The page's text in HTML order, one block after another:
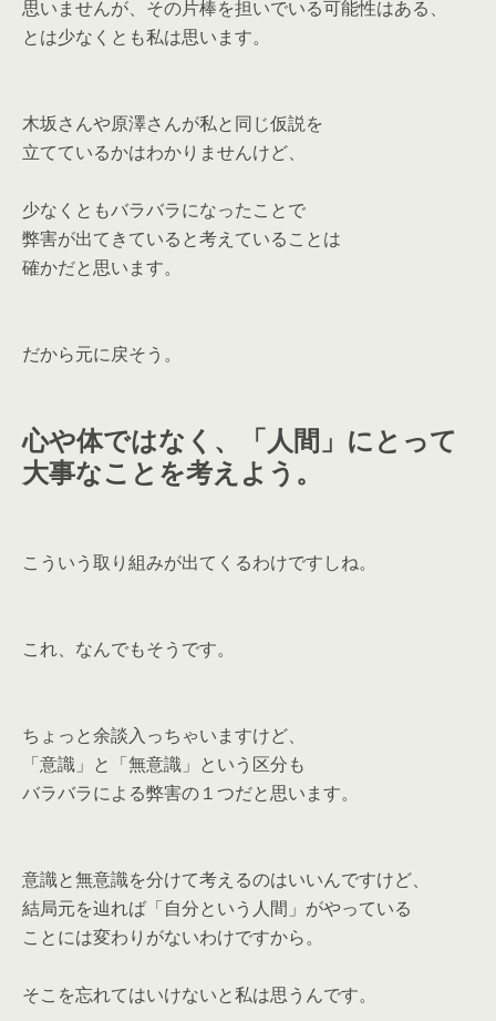
思いませんが、その片棒を担いでいる可能性はある、
とは少なくとも私は思います。
木坂さんや原澤さんが私と同じ仮説を
立てているかはわかりませんけど、
少なくともバラバラになったことで
弊害が出てきていると考えていることは
確かだと思います。
だから元に戻そう。
心や体ではなく、「人間」にとって
大事なことを考えよう。
こういう取り組みが出てくるわけですしね。
これ、なんでもそうです。
ちょっと余談入っちゃいますけど、
「意識」と「無意識」という区分も
バラバラによる弊害の１つだと思います。
意識と無意識を分けて考えるのはいいんですけど、
結局元を辿れば「自分という人間」がやっている
ことには変わりがないわけですから。
そこを忘れてはいけないと私は思うんです。